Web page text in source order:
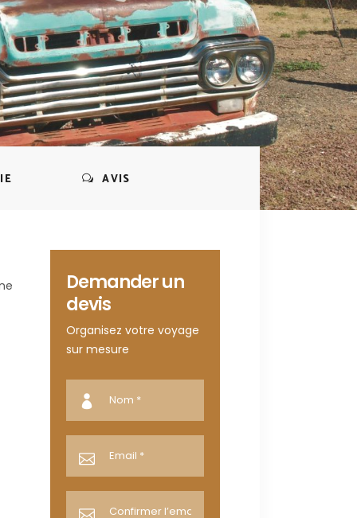
AVIS
Demander un
devis
Organisez votre voyage
sur mesure